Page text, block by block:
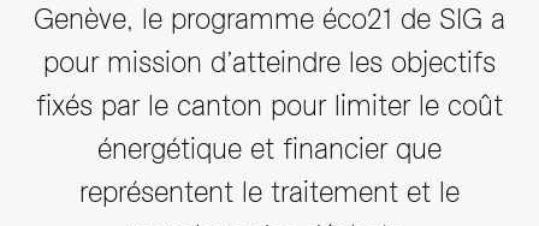
Genève, le programme éco21 de SIG a
pour mission d’atteindre les objectifs
fixés par le canton pour limiter le coût
énergétique et financier que
représentent le traitement et le